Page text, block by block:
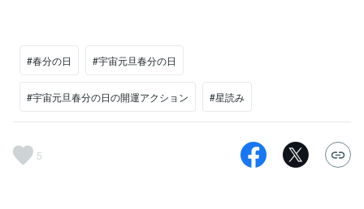
#春分の日 #宇宙元旦春分の日
#宇宙元旦春分の日の開運アクション #星読み
5